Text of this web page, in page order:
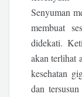
Senyuman
membuat
didekati.
akan terlihat
kesehatan
dan